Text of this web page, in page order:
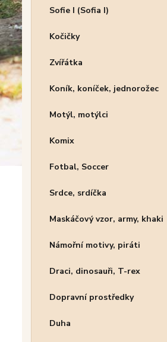
Sofie I (Sofia I)
Kočičky
Zvířátka
Koník, koníček, jednorožec
Motýl, motýlci
Komix
Fotbal, Soccer
Srdce, srdíčka
Maskáčový vzor, army, khaki
Námořní motivy, piráti
Draci, dinosauři, T-rex
Dopravní prostředky
Duha